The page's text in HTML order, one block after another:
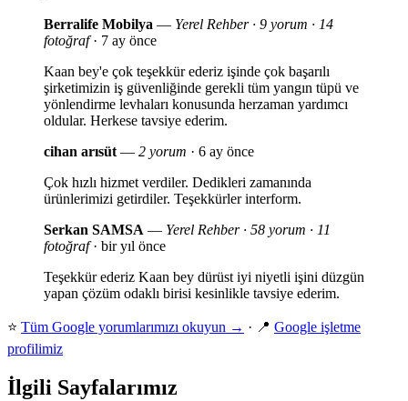
Berralife Mobilya — Yerel Rehber · 9 yorum · 14
fotoğraf· 7 ay önce
Kaan bey'e çok teşekkür ederiz işinde çok başarılı
şirketimizin iş güvenliğinde gerekli tüm yangın tüpü ve
yönlendirme levhaları konusunda herzaman yardımcı
oldular. Herkese tavsiye ederim.
cihan arısüt — 2 yorum · 6 ay önce
Çok hızlı hizmet verdiler. Dedikleri zamanında
ürünlerimizi getirdiler. Teşekkürler interform.
Serkan SAMSA — Yerel Rehber · 58 yorum · 11
fotoğraf· bir yıl önce
Teşekkür ederiz Kaan bey dürüst iyi niyetli işini düzgün
yapan çözüm odaklı birisi kesinlikle tavsiye ederim.
⭐ Tüm Google yorumlarımızı okuyun → · 📍 Google işletme
profilimiz
İlgili Sayfalarımız